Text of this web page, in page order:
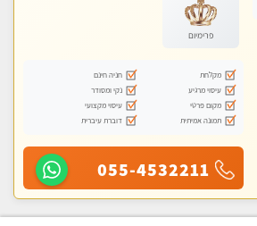
פרימיום
מקלחת
חניה חינם
עיסוי מרגיע
נקי ומסודר
מקום פרטי
עיסוי מקצועי
תמונה אמיתית
דוברת עיברית
055-4532211